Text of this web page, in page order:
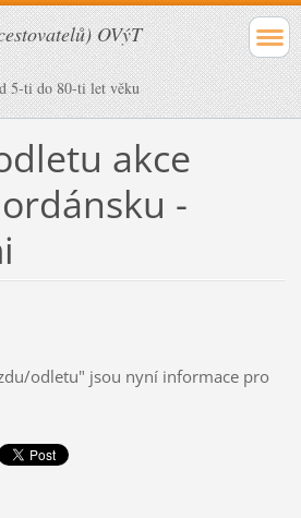
OVýT
5-ti do 80-ti let věku
akce
-
odletu" jsou nyní informace pro